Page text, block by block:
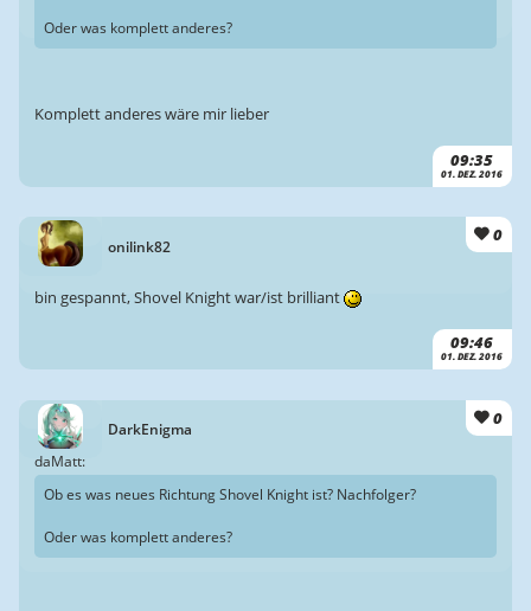
09:35
01. DEZ. 2016
Oder was komplett anderes?
Komplett anderes wäre mir lieber
onilink82
0
09:46
01. DEZ. 2016
bin gespannt, Shovel Knight war/ist brilliant
DarkEnigma
0
daMatt:
Ob es was neues Richtung Shovel Knight ist? Nachfolger?
Oder was komplett anderes?